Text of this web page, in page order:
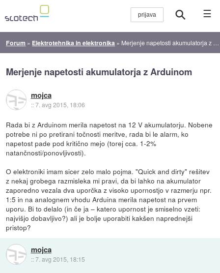
☰
Forum » Elektrotehnika in elektronika » Merjenje napetosti akumulatorja z Arduinom
Merjenje napetosti akumulatorja z Arduinom
mojca
::7. avg 2015, 18:06
Rada bi z Arduinom merila napetost na 12 V akumulatorju. Nobene
potrebe ni po pretirani točnosti meritve, rada bi le alarm, ko
napetost pade pod kritično mejo (torej cca. 1-2%
natančnosti/ponovljivosti).
O elektroniki imam sicer zelo malo pojma. "Quick and dirty" rešitev
z nekaj grobega razmisleka mi pravi, da bi lahko na akumulator
zaporedno vezala dva uporčka z visoko upornostjo v razmerju npr.
1:5 in na analognem vhodu Arduina merila napetost na prvem
uporu. Bi to delalo (in če ja – katero upornost je smiselno vzeti:
najvišjo dobavljivo?) ali je bolje uporabiti kakšen naprednejši
pristop?
mojca
::7. avg 2015, 18:15